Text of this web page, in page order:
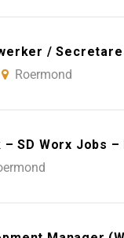
/
Roermond
SD Worx Jobs –